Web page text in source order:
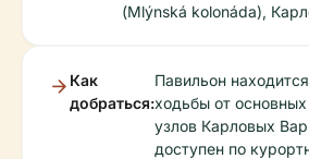
(Mlýnská kolonáda),
Как
добраться:
Павильон
ходьбы от
узлов Карловых Вар
доступен по